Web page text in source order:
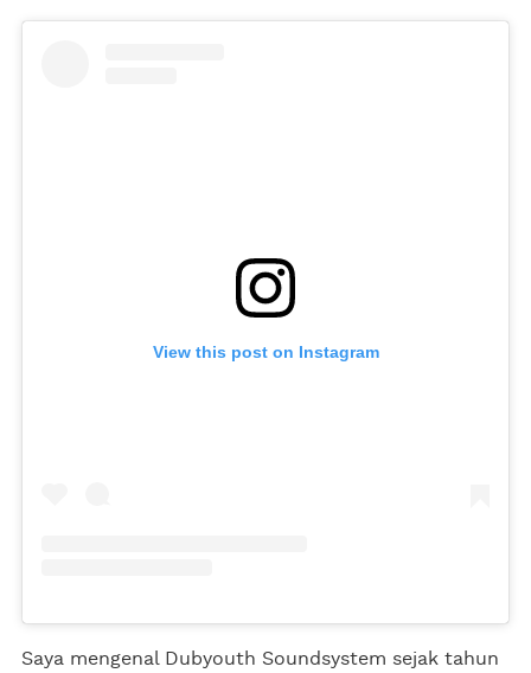
View this post on Instagram
Saya mengenal Dubyouth Soundsystem sejak tahun